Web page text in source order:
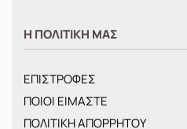
ΓΥΝΑΙΚΕΙΑ
BRANDS
ΝΕΕΣ ΑΦΙΞΕΙΣ
Η ΠΟΛΙΤΙΚΗ ΜΑΣ
ΕΠΙΣΤΡΟΦΕΣ
ΠΟΙΟΙ ΕΙΜΑΣΤΕ
ΠΟΛΙΤΙΚΗ ΑΠΟΡΡΗΤΟΥ